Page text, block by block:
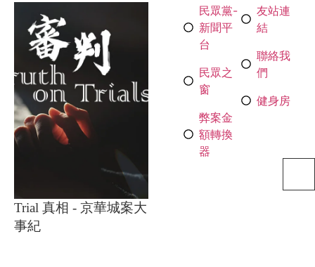
Trial 真相 - 京華城案大
事紀
民眾黨-
新聞平
台
民眾之
窗
弊案金
額轉換
器
友站連
結
聯絡我
們
健身房